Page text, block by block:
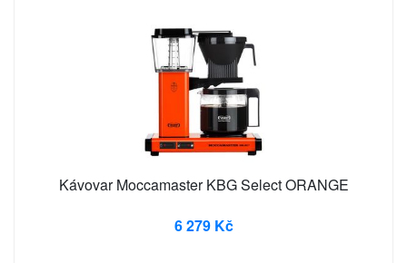
Kávovar Moccamaster KBG Select ORANGE
6 279 Kč